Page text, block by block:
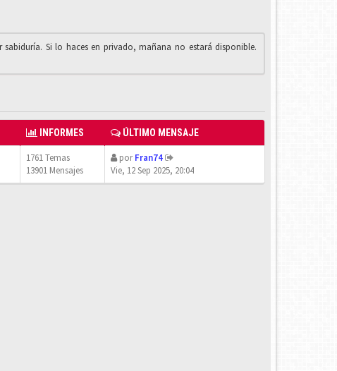
sabiduría. Si lo haces en privado, mañana no estará disponible.
INFORMES ÚLTIMO MENSAJE
1761 Temas
13901 Mensajes
porFran74
Vie, 12 Sep 2025, 20:04